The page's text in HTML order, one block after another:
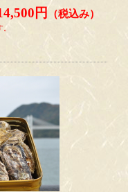
生食用」 →
「加熱
何卒ご理解のほどお願
響が現在でも続い
例年より少なくなっ
円 （税込み）